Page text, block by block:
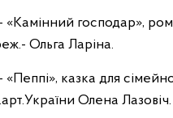
«Камінний господар»,
Ольга Ларіна.
«Пеппі», казка для
Олена Лазовіч.